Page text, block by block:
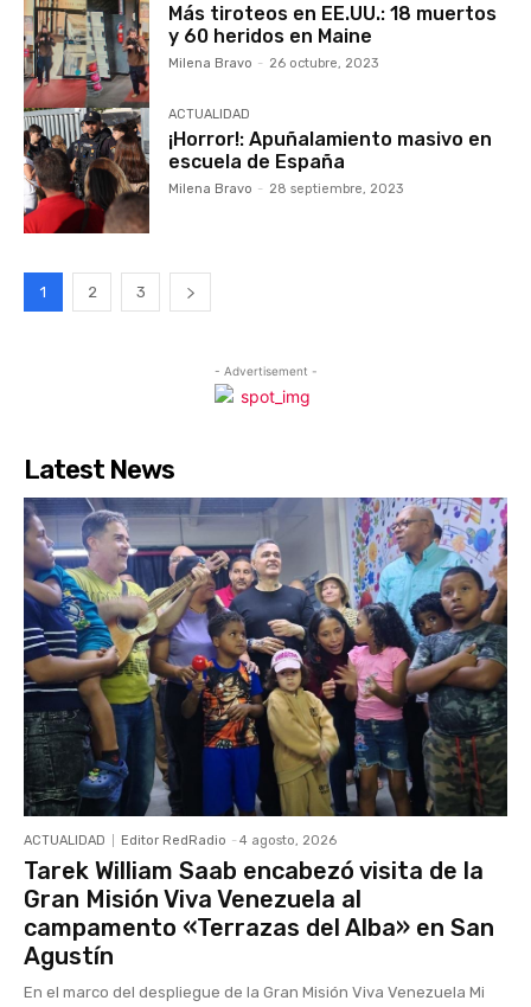
Más tiroteos en EE.UU.: 18 muertos
y 60 heridos en Maine
Milena Bravo - 26 octubre, 2023
ACTUALIDAD
¡Horror!: Apuñalamiento masivo en
escuela de España
Milena Bravo - 28 septiembre, 2023
1 2 3
- Advertisement -
Latest News
ACTUALIDAD Editor RedRadio - 4 agosto, 2026
Tarek William Saab encabezó visita de la
Gran Misión Viva Venezuela al
campamento «Terrazas del Alba» en San
Agustín
En el marco del despliegue de la Gran Misión Viva Venezuela Mi